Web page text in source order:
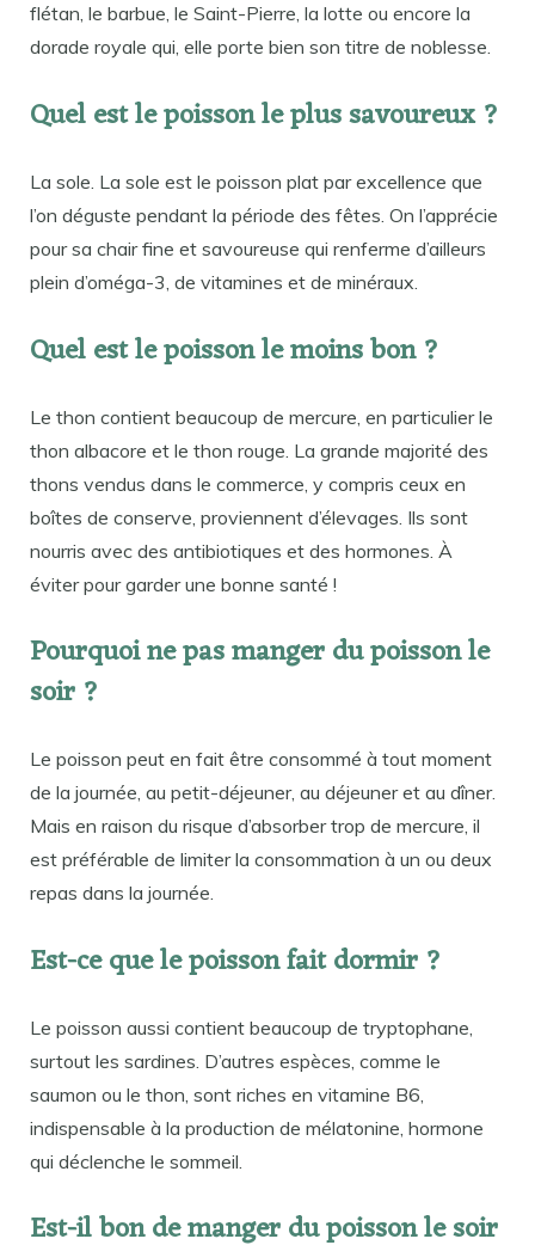
flétan, le barbue, le Saint-Pierre, la lotte ou encore la
dorade royale qui, elle porte bien son titre de noblesse.
Quel est le poisson le plus savoureux ?
La sole. La sole est le poisson plat par excellence que
l’on déguste pendant la période des fêtes. On l’apprécie
pour sa chair fine et savoureuse qui renferme d’ailleurs
plein d’oméga-3, de vitamines et de minéraux.
Quel est le poisson le moins bon ?
Le thon contient beaucoup de mercure, en particulier le
thon albacore et le thon rouge. La grande majorité des
thons vendus dans le commerce, y compris ceux en
boîtes de conserve, proviennent d’élevages. Ils sont
nourris avec des antibiotiques et des hormones. À
éviter pour garder une bonne santé !
Pourquoi ne pas manger du poisson le
soir ?
Le poisson peut en fait être consommé à tout moment
de la journée, au petit-déjeuner, au déjeuner et au dîner.
Mais en raison du risque d’absorber trop de mercure, il
est préférable de limiter la consommation à un ou deux
repas dans la journée.
Est-ce que le poisson fait dormir ?
Le poisson aussi contient beaucoup de tryptophane,
surtout les sardines. D’autres espèces, comme le
saumon ou le thon, sont riches en vitamine B6,
indispensable à la production de mélatonine, hormone
qui déclenche le sommeil.
Est-il bon de manger du poisson le soir